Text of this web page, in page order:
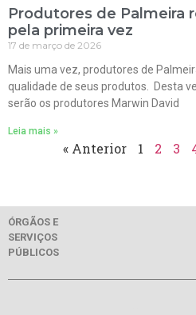
Produtores de Palmeira
pela primeira vez
17 de março de 2026
Mais uma vez, produtores de
qualidade de seus produtos. Desta
serão os produtores Marwin David
Leia mais »
« Anterior 1 2 3
ÓRGÃOS E
SERVIÇOS
PÚBLICOS